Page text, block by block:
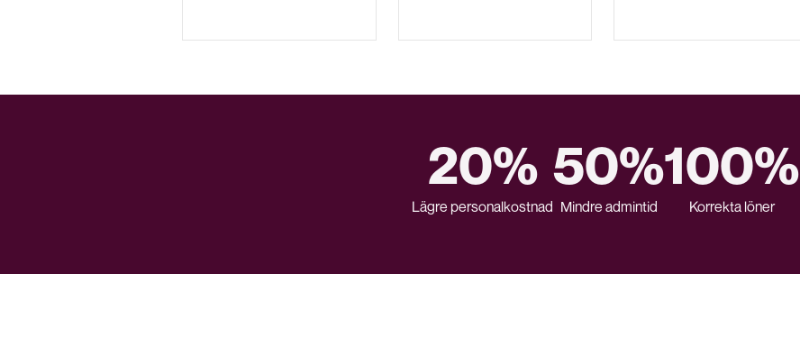
20%
Lägre personalkostnad
50%
Mindre admintid
100%
Korrekta löner